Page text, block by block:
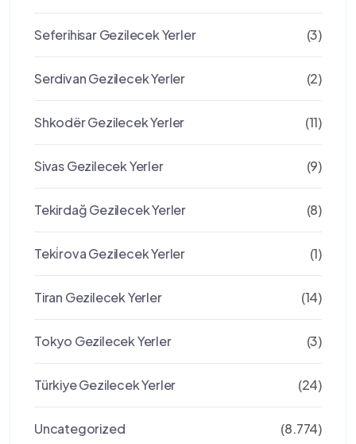
Seferihisar Gezilecek Yerler (3)
Serdivan Gezilecek Yerler (2)
Shkodër Gezilecek Yerler (11)
Sivas Gezilecek Yerler (9)
Tekirdağ Gezilecek Yerler (8)
Teki̇rova Gezilecek Yerler (1)
Tiran Gezilecek Yerler (14)
Tokyo Gezilecek Yerler (3)
Türkiye Gezilecek Yerler (24)
Uncategorized (8.774)